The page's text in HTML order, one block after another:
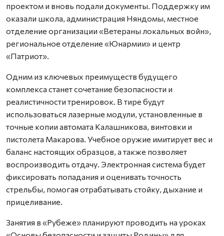
проектом и вновь подали документы. Поддержку им
оказали школа, администрация Няндомы, местное
отделение организации «Ветераны локальных войн»,
региональное отделение «Юнармии» и центр
«Патриот».
Одним из ключевых преимуществ будущего
комплекса станет сочетание безопасности и
реалистичности тренировок. В тире будут
использоваться лазерные модули, установленные в
точные копии автомата Калашникова, винтовки и
пистолета Макарова. Учебное оружие имитирует вес и
баланс настоящих образцов, а также позволяет
воспроизводить отдачу. Электронная система будет
фиксировать попадания и оценивать точность
стрельбы, помогая отрабатывать стойку, дыхание и
прицеливание.
Занятия в «Рубеже» планируют проводить на уроках